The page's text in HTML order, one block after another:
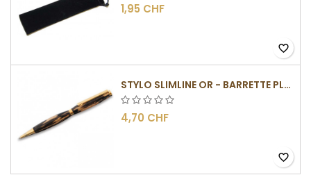
1,95 CHF
favorite_border
STYLO SLIMLINE OR - BARRETTE PLATE
4,70 CHF
favorite_border